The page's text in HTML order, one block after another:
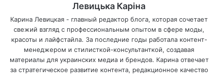
Левицька Каріна
Карина Левицкая - главный редактор блога, которая сочетает
свежий взгляд с профессиональным опытом в сфере моды,
красоты и лайфстайла. За последние годы работала контент-
менеджером и стилисткой-консультанткой, создавая
материалы для украинских медиа и брендов. Карина отвечает
за стратегическое развитие контента, редакционное качество